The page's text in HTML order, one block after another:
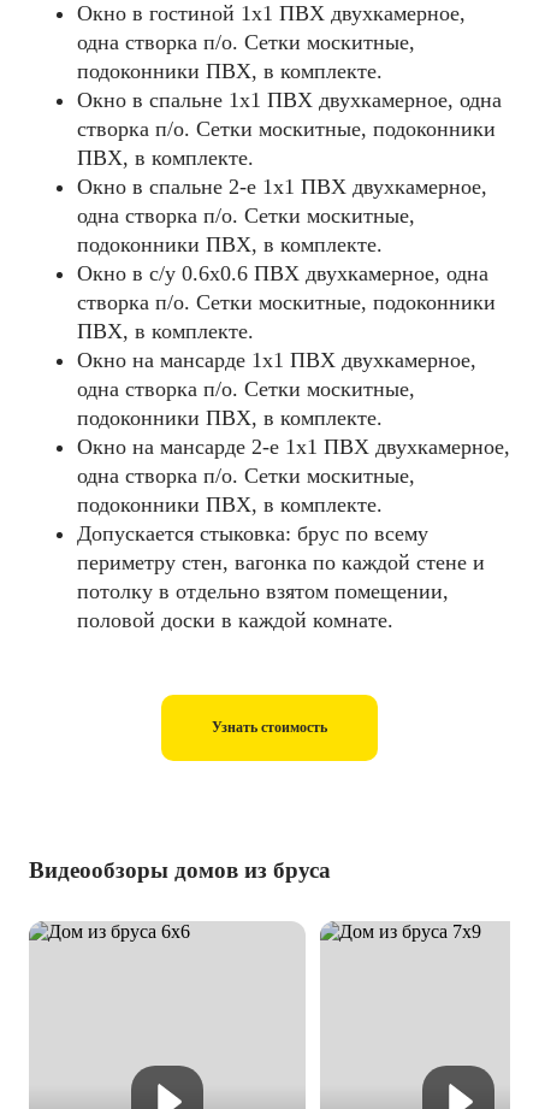
Окно в гостиной 1х1 ПВХ двухкамерное,
одна створка п/о. Сетки москитные,
подоконники ПВХ, в комплекте.
Окно в спальне 1х1 ПВХ двухкамерное, одна
створка п/о. Сетки москитные, подоконники
ПВХ, в комплекте.
Окно в спальне 2-е 1х1 ПВХ двухкамерное,
одна створка п/о. Сетки москитные,
подоконники ПВХ, в комплекте.
Окно в с/у 0.6х0.6 ПВХ двухкамерное, одна
створка п/о. Сетки москитные, подоконники
ПВХ, в комплекте.
Окно на мансарде 1х1 ПВХ двухкамерное,
одна створка п/о. Сетки москитные,
подоконники ПВХ, в комплекте.
Окно на мансарде 2-е 1х1 ПВХ двухкамерное,
одна створка п/о. Сетки москитные,
подоконники ПВХ, в комплекте.
Допускается стыковка: брус по всему
периметру стен, вагонка по каждой стене и
потолку в отдельно взятом помещении,
половой доски в каждой комнате.
Узнать стоимость
Видеообзоры домов из бруса